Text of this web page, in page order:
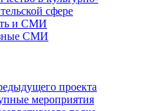
сфере
и СМИ
СМИ
проекта
мероприятия